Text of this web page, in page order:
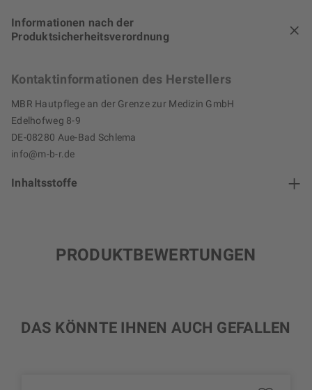
Informationen nach der
Produktsicherheitsverordnung
Kontaktinformationen des Herstellers
MBR Hautpflege an der Grenze zur Medizin GmbH
Edelhofweg 8-9
DE-08280 Aue-Bad Schlema
info@m-b-r.de
Inhaltsstoffe
PRODUKTBEWERTUNGEN
DAS KÖNNTE IHNEN AUCH GEFALLEN